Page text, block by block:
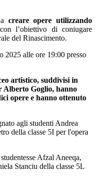
creare opere utilizzando
l’obiettivo di coniugare
del Rinascimento.
2025 alle ore 19:00 presso
artistico, suddivisi in
Alberto Goglio, hanno
opere e hanno ottenuto
agli studenti Andrea
della classe 5I per l'opera
Afzal Aneeqa,
Stanciu della classe 5L